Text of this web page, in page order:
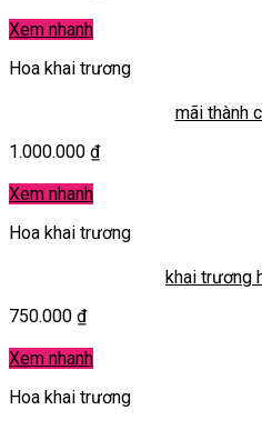
Xem nhanh
Hoa khai trương
mãi thành
1.000.000 ₫
Xem nhanh
Hoa khai trương
khai trương
750.000 ₫
Xem nhanh
Hoa khai trương